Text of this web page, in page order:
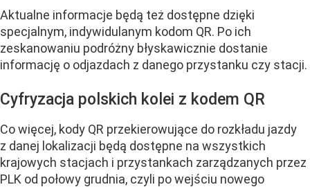
Aktualne informacje będą też dostępne dzięki
specjalnym, indywidulanym kodom QR. Po ich
zeskanowaniu podróżny błyskawicznie dostanie
informację o odjazdach z danego przystanku czy stacji.
Cyfryzacja polskich kolei z kodem QR
Co więcej, kody QR przekierowujące do rozkładu jazdy
z danej lokalizacji będą dostępne na wszystkich
krajowych stacjach i przystankach zarządzanych przez
PLK od połowy grudnia, czyli po wejściu nowego